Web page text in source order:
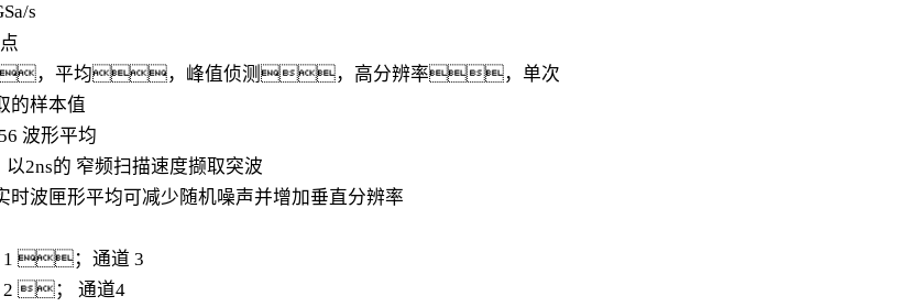
s
，平均，峰值侦测，高分辨率，单次
样本值
波形平均
的 窄频扫描速度撷取突波
波匣形平均可减少随机噪声并增加垂直分辨率
1 ；通道 3
2 ； 通道4